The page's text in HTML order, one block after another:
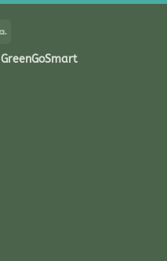
GreenGoSmart